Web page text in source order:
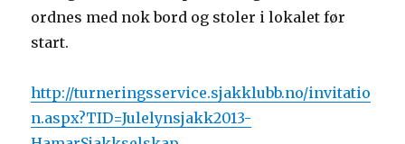
ordnes med nok bord og stoler i lokalet før
start.
http://turneringsservice.sjakklubb.no/invitatio
n.aspx?TID=Julelynsjakk2013-